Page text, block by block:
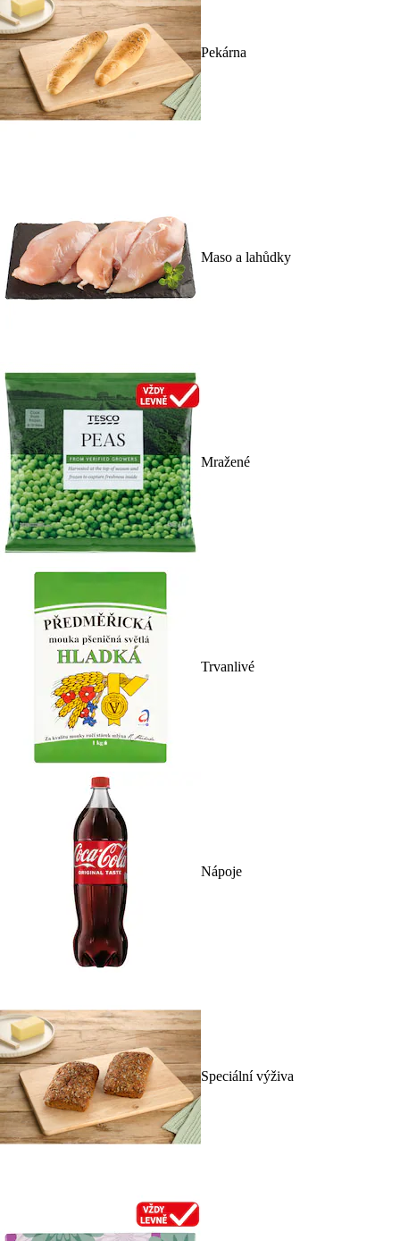
Pekárna
Maso a lahůdky
Mražené
Trvanlivé
Nápoje
Speciální výživa